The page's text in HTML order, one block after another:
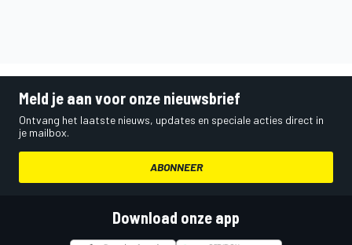
Meld je aan voor onze nieuwsbrief
Ontvang het laatste nieuws, updates en speciale acties direct in
je mailbox.
ABONNEER
Download onze app